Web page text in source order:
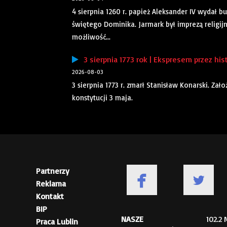
4 sierpnia 1260 r. papież Aleksander IV wydał
świętego Dominika. Jarmark był imprezą
możliwość...
3 sierpnia 1773 rok | Ekspresem przez
2026-08-03
3 sierpnia 1773 r. zmarł Stanisław Konarski.
konstytucji 3 maja.
Partnerzy
Reklama
Kontakt
BIP
Praca Lublin
NASZE
102.2